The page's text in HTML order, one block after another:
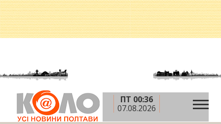
ПТ 00:36
07.08.2026
Головна » 2016 рік » березень »
Календар